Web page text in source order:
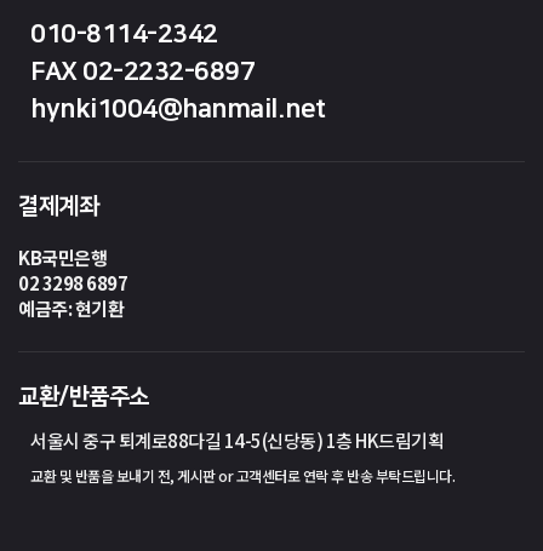
010-8114-2342
FAX 02-2232-6897
hynki1004@hanmail.net
결제계좌
KB국민은행
02 3298 6897
예금주: 현기환
교환/반품주소
서울시 중구 퇴계로88다길 14-5(신당동) 1층 HK드림기획
교환 및 반품을 보내기 전, 게시판 or 고객센터로 연락 후 반송 부탁드립니다.